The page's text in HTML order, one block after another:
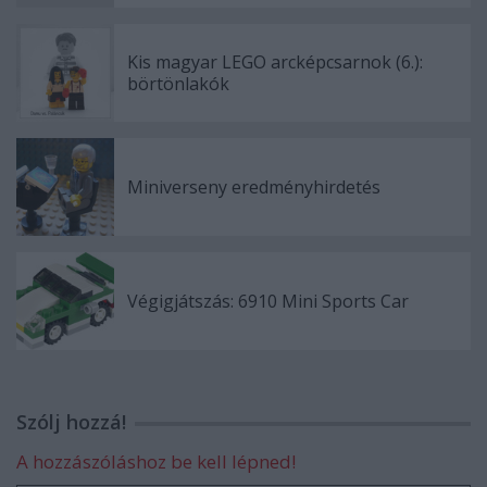
Kis magyar LEGO arcképcsarnok (6.):
börtönlakók
Miniverseny eredményhirdetés
Végigjátszás: 6910 Mini Sports Car
Szólj hozzá!
A hozzászóláshoz be kell lépned!